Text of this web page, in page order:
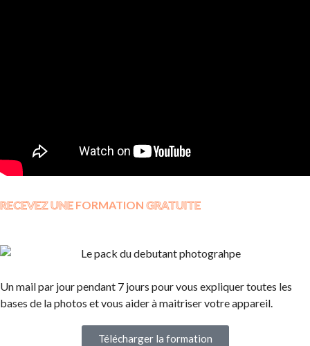
RECEVEZ UNE FORMATION GRATUITE
Un mail par jour pendant 7 jours pour vous expliquer toutes les
bases de la photos et vous aider à maitriser votre appareil.
Télécharger la formation